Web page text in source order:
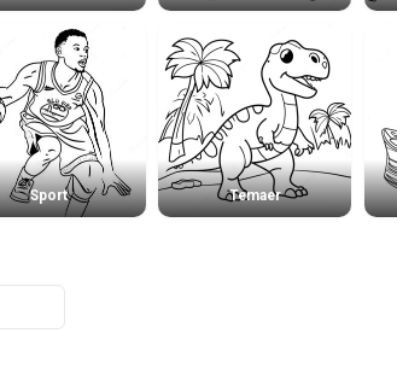
Sport Temaer